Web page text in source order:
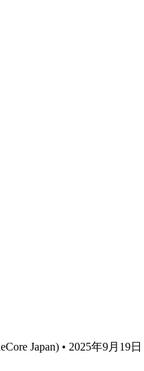
Japan) • 2025年9月19日